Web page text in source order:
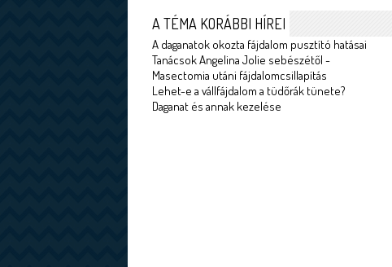
A TÉMA KORÁBBI HÍREI
A daganatok okozta fájdalom pusztító hatásai
Tanácsok Angelina Jolie sebészétől -
Masectomia utáni fájdalomcsillapítás
Lehet-e a vállfájdalom a tüdőrák tünete?
Daganat és annak kezelése